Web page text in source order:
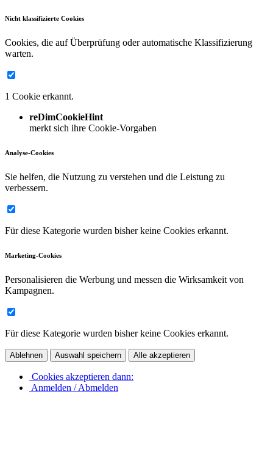
Nicht klassifizierte Cookies
Cookies, die auf Überprüfung oder automatische Klassifizierung
warten.
1 Cookie erkannt.
reDimCookieHint
merkt sich ihre Cookie-Vorgaben
Analyse-Cookies
Sie helfen, die Nutzung zu verstehen und die Leistung zu
verbessern.
Für diese Kategorie wurden bisher keine Cookies erkannt.
Marketing-Cookies
Personalisieren die Werbung und messen die Wirksamkeit von
Kampagnen.
Für diese Kategorie wurden bisher keine Cookies erkannt.
Ablehnen Auswahl speichern Alle akzeptieren
Cookies akzeptieren dann:
Anmelden / Abmelden